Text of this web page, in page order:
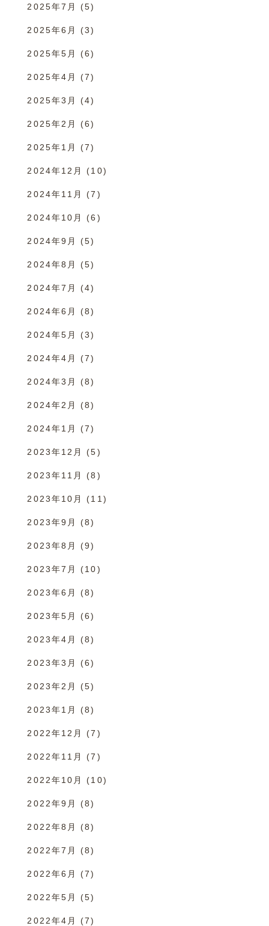
2025年7月 (5)
2025年6月 (3)
2025年5月 (6)
2025年4月 (7)
2025年3月 (4)
2025年2月 (6)
2025年1月 (7)
2024年12月 (10)
2024年11月 (7)
2024年10月 (6)
2024年9月 (5)
2024年8月 (5)
2024年7月 (4)
2024年6月 (8)
2024年5月 (3)
2024年4月 (7)
2024年3月 (8)
2024年2月 (8)
2024年1月 (7)
2023年12月 (5)
2023年11月 (8)
2023年10月 (11)
2023年9月 (8)
2023年8月 (9)
2023年7月 (10)
2023年6月 (8)
2023年5月 (6)
2023年4月 (8)
2023年3月 (6)
2023年2月 (5)
2023年1月 (8)
2022年12月 (7)
2022年11月 (7)
2022年10月 (10)
2022年9月 (8)
2022年8月 (8)
2022年7月 (8)
2022年6月 (7)
2022年5月 (5)
2022年4月 (7)